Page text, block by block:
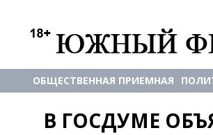
ОБЩЕСТВЕННАЯ ПРИЕМНАЯ
В ГОСДУМЕ